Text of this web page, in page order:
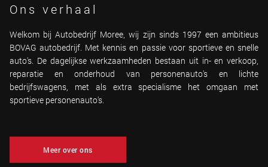
Ons verhaal
Welkom bij Autobedrijf Moree, wij zijn sinds 1997 een ambitieus
BOVAG autobedrijf. Met kennis en passie voor sportieve en snelle
auto's. De dagelijkse werkzaamheden bestaan uit in- en verkoop,
reparatie en onderhoud van personenauto's en lichte
bedrijfswagens, met als extra specialisme het omgaan met
sportieve personenauto's.
Meer over ons